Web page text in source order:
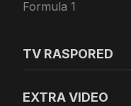
Formula 1
TV RASPORED
EXTRA VIDEO